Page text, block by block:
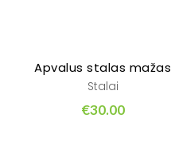
Apvalus stalas mažas
Stalai
€30.00